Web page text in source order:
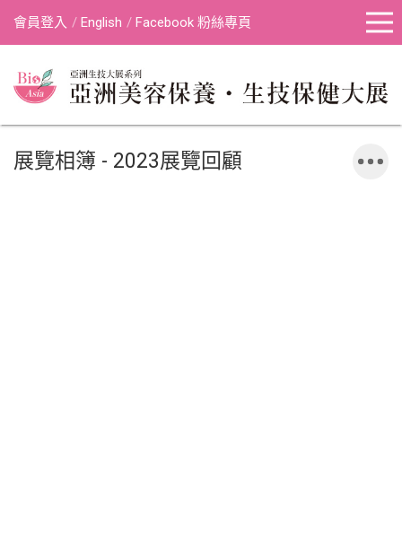
會員登入 English Facebook 粉絲專頁
展覽相簿 - 2023展覽回顧